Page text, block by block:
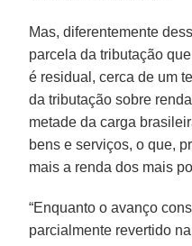
Mas, diferentemente
parcela da tributação
é residual, cerca de um
da tributação sobre
metade da carga
bens e serviços, o que,
mais a renda dos mais
“Enquanto o avanço
parcialmente revertido